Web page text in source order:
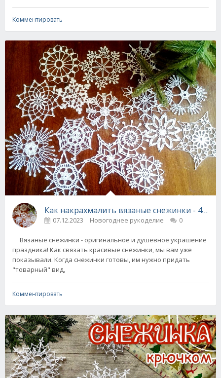
Комментировать
Как накрахмалить вязаные снежинки - 4
07.12.2023 Новогоднее рукоделие 0
Вязаные снежинки - оригинальное и душевное украшение
праздника! Как связать красивые снежинки, мы вам уже
показывали. Когда снежинки готовы, им нужно придать
"товарный" вид,
Комментировать